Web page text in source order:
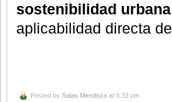
sostenibilidad urbana
aplicabilidad directa
Posted by Salas Mendoza at 5:33 pm